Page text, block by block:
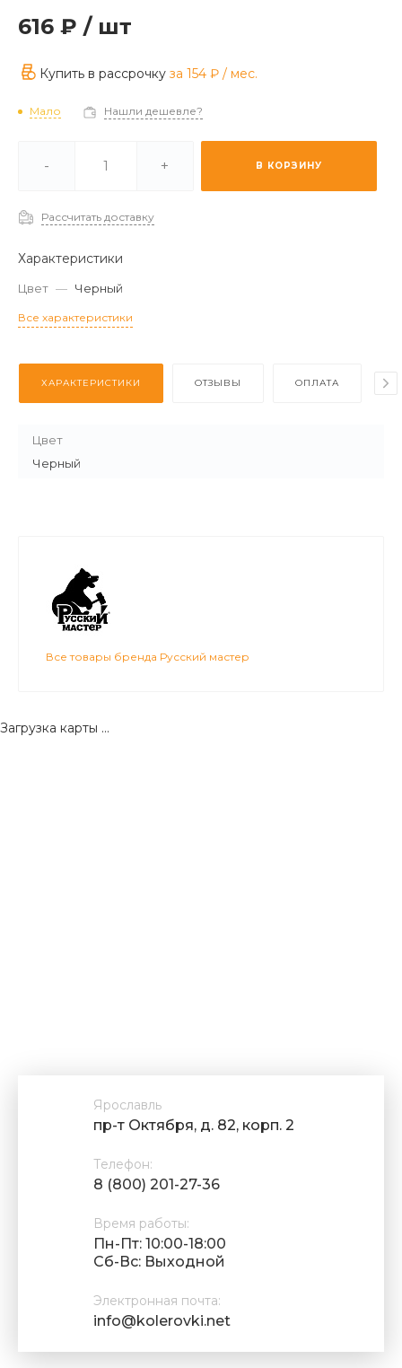
616 ₽ / шт
Купить в рассрочку за 154 ₽ / мес.
Мало Нашли дешевле?
- + В КОРЗИНУ
Рассчитать доставку
Характеристики
Цвет — Черный
Все характеристики
ХАРАКТЕРИСТИКИ ОТЗЫВЫ ОПЛАТА
Цвет
Черный
Все товары бренда Русский мастер
Загрузка карты ...
Ярославль
пр-т Октября, д. 82, корп. 2
Телефон:
8 (800) 201-27-36
Время работы:
Пн-Пт: 10:00-18:00
Cб-Вс: Выходной
Электронная почта:
info@kolerovki.net